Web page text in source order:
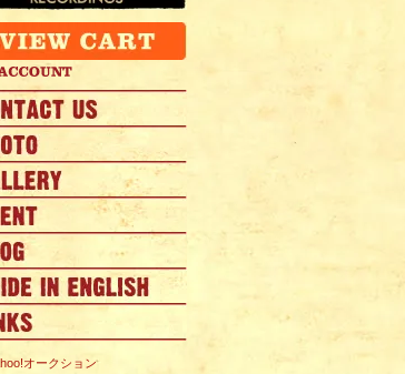
オークション